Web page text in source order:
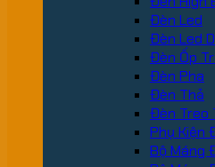
Đèn Led
Đèn Led
Đèn Ốp
Đèn Pha
Đèn Thả
Đèn Treo
Phụ Kiện
Bộ Máng